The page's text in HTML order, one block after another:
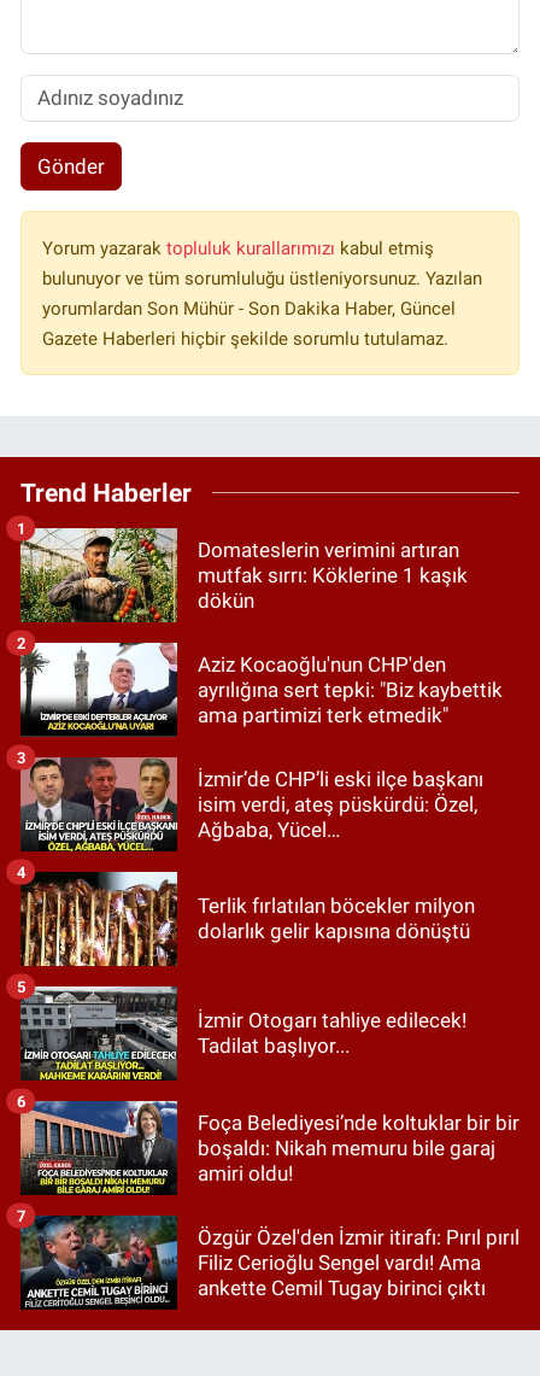
Gönder
Yorum yazarak topluluk kurallarımızı kabul etmiş
bulunuyor ve tüm sorumluluğu üstleniyorsunuz. Yazılan
yorumlardan Son Mühür - Son Dakika Haber, Güncel
Gazete Haberleri hiçbir şekilde sorumlu tutulamaz.
Trend Haberler
Domateslerin verimini artıran
mutfak sırrı: Köklerine 1 kaşık
dökün
1
Aziz Kocaoğlu'nun CHP'den
ayrılığına sert tepki: "Biz kaybettik
ama partimizi terk etmedik"
2
İzmir’de CHP’li eski ilçe başkanı
isim verdi, ateş püskürdü: Özel,
Ağbaba, Yücel…
3
Terlik fırlatılan böcekler milyon
dolarlık gelir kapısına dönüştü
4
İzmir Otogarı tahliye edilecek!
Tadilat başlıyor...
5
Foça Belediyesi’nde koltuklar bir bir
boşaldı: Nikah memuru bile garaj
amiri oldu!
6
Özgür Özel'den İzmir itirafı: Pırıl pırıl
Filiz Cerioğlu Sengel vardı! Ama
ankette Cemil Tugay birinci çıktı
7